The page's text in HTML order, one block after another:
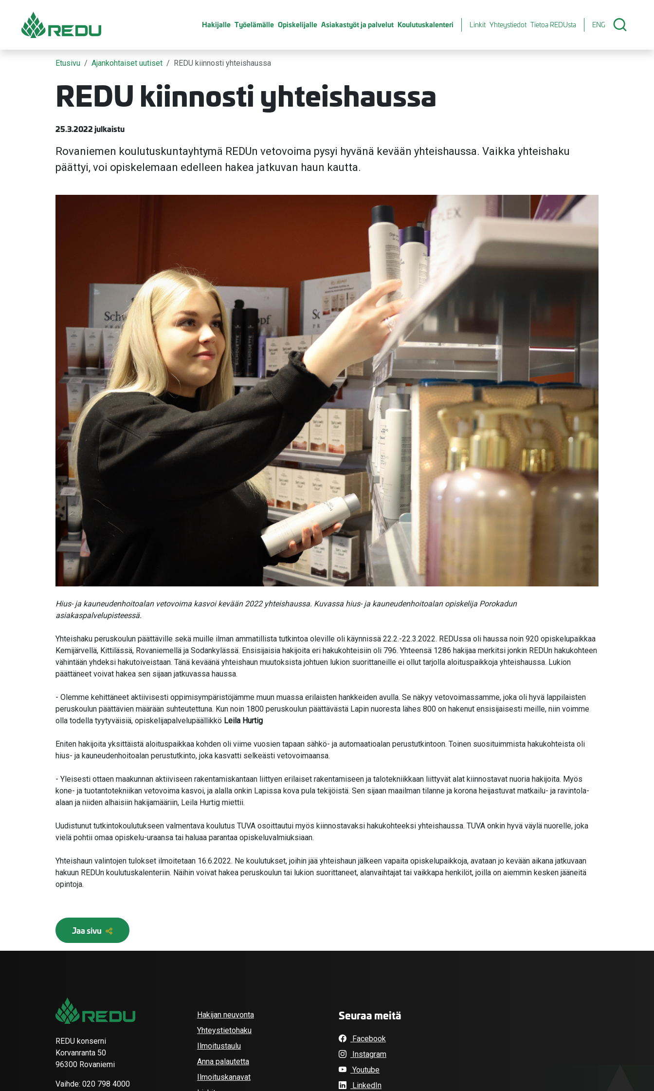
Hakijalle Työelämälle Opiskelijalle Asiakastyöt ja palvelut Koulutuskalenteri Linkit Yhteystiedot Tietoa REDUsta ENG
Etusivu Ajankohtaiset uutiset REDU kiinnosti yhteishaussa
REDU kiinnosti yhteishaussa
25.3.2022 julkaistu
Rovaniemen koulutuskuntayhtymä REDUn vetovoima pysyi hyvänä kevään yhteishaussa. Vaikka yhteishaku
päättyi, voi opiskelemaan edelleen hakea jatkuvan haun kautta.
Hius- ja kauneudenhoitoalan vetovoima kasvoi kevään 2022 yhteishaussa. Kuvassa hius- ja kauneudenhoitoalan opiskelija Porokadun
asiakaspalvelupisteessä.
Yhteishaku peruskoulun päättäville sekä muille ilman ammatillista tutkintoa oleville oli käynnissä 22.2.-22.3.2022. REDUssa oli haussa noin 920 opiskelupaikkaa
Kemijärvellä, Kittilässä, Rovaniemellä ja Sodankylässä. Ensisijaisia hakijoita eri hakukohteisiin oli 796. Yhteensä 1286 hakijaa merkitsi jonkin REDUn hakukohteen
vähintään yhdeksi hakutoiveistaan. Tänä keväänä yhteishaun muutoksista johtuen lukion suorittaneille ei ollut tarjolla aloituspaikkoja yhteishaussa. Lukion
päättäneet voivat hakea sen sijaan jatkuvassa haussa.
- Olemme kehittäneet aktiivisesti oppimisympäristöjämme muun muassa erilaisten hankkeiden avulla. Se näkyy vetovoimassamme, joka oli hyvä lappilaisten
peruskoulun päättävien määrään suhteutettuna. Kun noin 1800 peruskoulun päättävästä Lapin nuoresta lähes 800 on hakenut ensisijaisesti meille, niin voimme
olla todella tyytyväisiä, opiskelijapalvelupäällikkö Leila Hurtig
Eniten hakijoita yksittäistä aloituspaikkaa kohden oli viime vuosien tapaan sähkö- ja automaatioalan perustutkintoon. Toinen suosituimmista hakukohteista oli
hius- ja kauneudenhoitoalan perustutkinto, joka kasvatti selkeästi vetovoimaansa.
- Yleisesti ottaen maakunnan aktiiviseen rakentamiskantaan liittyen erilaiset rakentamiseen ja talotekniikkaan liittyvät alat kiinnostavat nuoria hakijoita. Myös
kone- ja tuotantotekniikan vetovoima kasvoi, ja alalla onkin Lapissa kova pula tekijöistä. Sen sijaan maailman tilanne ja korona heijastuvat matkailu- ja ravintola-
alaan ja niiden alhaisiin hakijamääriin, Leila Hurtig miettii.
Uudistunut tutkintokoulutukseen valmentava koulutus TUVA osoittautui myös kiinnostavaksi hakukohteeksi yhteishaussa. TUVA onkin hyvä väylä nuorelle, joka
vielä pohtii omaa opiskelu-uraansa tai haluaa parantaa opiskeluvalmiuksiaan.
Yhteishaun valintojen tulokset ilmoitetaan 16.6.2022. Ne koulutukset, joihin jää yhteishaun jälkeen vapaita opiskelupaikkoja, avataan jo kevään aikana jatkuvaan
hakuun REDUn koulutuskalenteriin. Näihin voivat hakea peruskoulun tai lukion suorittaneet, alanvaihtajat tai vaikkapa henkilöt, joilla on aiemmin kesken jääneitä
opintoja.
Jaa sivu
REDU konserni
Korvanranta 50
96300 Rovaniemi
Vaihde: 020 798 4000
Hakijan neuvonta
Yhteystietohaku
Ilmoitustaulu
Anna palautetta
Ilmoituskanavat
Seuraa meitä
Facebook
Instagram
Youtube
LinkedIn